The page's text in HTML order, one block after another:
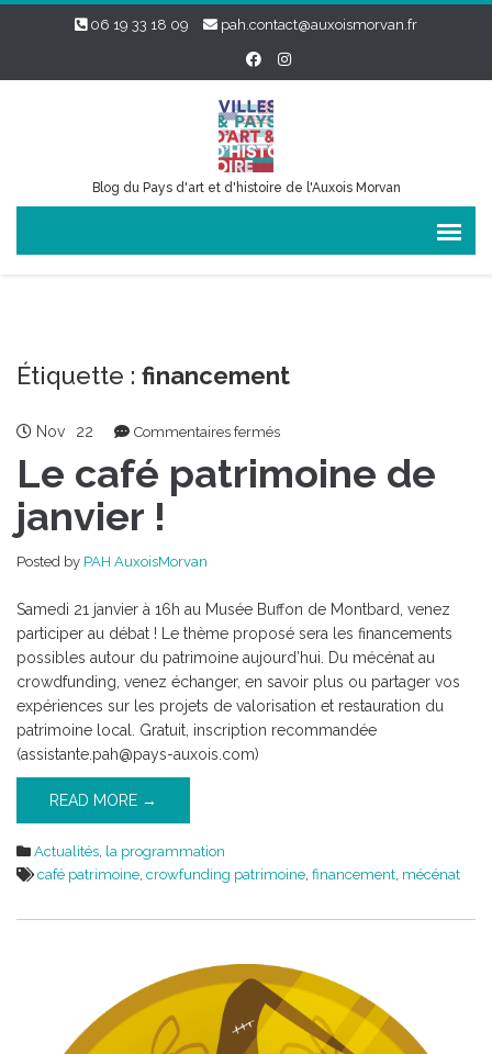
06 19 33 18 09 pah.contact@auxoismorvan.fr
Blog du Pays d'art et d'histoire de l'Auxois Morvan
Étiquette : financement
Nov 22 Commentaires ferméssur
café
Le café patrimoine de
janvier !
Posted by PAH AuxoisMorvan
Samedi 21 janvier à 16h au Musée Buffon de Montbard, venez
participer au débat ! Le thème proposé sera les financements
possibles autour du patrimoine aujourd’hui. Du mécénat au
crowdfunding, venez échanger, en savoir plus ou partager vos
expériences sur les projets de valorisation et restauration du
patrimoine local. Gratuit, inscription recommandée
(assistante.pah@pays-auxois.com)
READ MORE →
Actualités, la programmation
café patrimoine, crowfunding patrimoine, financement, mécénat